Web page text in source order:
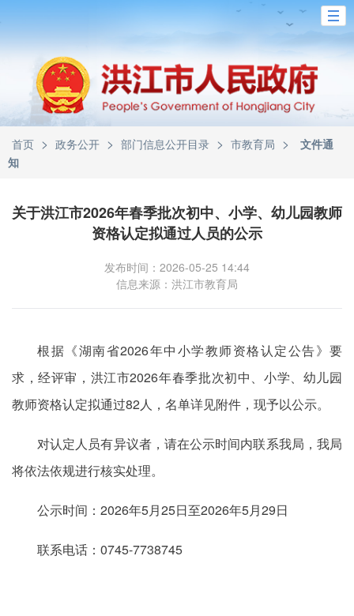
首页 > 政务公开 > 部门信息公开目录 > 市教育局 >
文件通
知
关于洪江市2026年春季批次初中、小学、幼儿园教师
资格认定拟通过人员的公示
发布时间：2026-05-25 14:44
信息来源：洪江市教育局
根据《湖南省2026年中小学教师资格认定公告》要
求，经评审，洪江市2026年春季批次初中、小学、幼儿园
教师资格认定拟通过82人，名单详见附件，现予以公示。
对认定人员有异议者，请在公示时间内联系我局，我局
将依法依规进行核实处理。
公示时间：2026年5月25日至2026年5月29日
联系电话：0745-7738745